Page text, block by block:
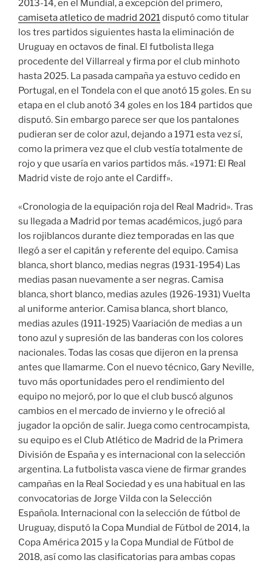
2013-14, en el Mundial, a excepción del primero,
camiseta atletico de madrid 2021disputó como titular
los tres partidos siguientes hasta la eliminación de
Uruguay en octavos de final. El futbolista llega
procedente del Villarreal y firma por el club minhoto
hasta 2025. La pasada campaña ya estuvo cedido en
Portugal, en el Tondela con el que anotó 15 goles. En su
etapa en el club anotó 34 goles en los 184 partidos que
disputó. Sin embargo parece ser que los pantalones
pudieran ser de color azul, dejando a 1971 esta vez sí,
como la primera vez que el club vestía totalmente de
rojo y que usaría en varios partidos más. «1971: El Real
Madrid viste de rojo ante el Cardiff».
«Cronologia de la equipación roja del Real Madrid». Tras
su llegada a Madrid por temas académicos, jugó para
los rojiblancos durante diez temporadas en las que
llegó a ser el capitán y referente del equipo. Camisa
blanca, short blanco, medias negras (1931-1954) Las
medias pasan nuevamente a ser negras. Camisa
blanca, short blanco, medias azules (1926-1931) Vuelta
al uniforme anterior. Camisa blanca, short blanco,
medias azules (1911-1925) Vaariación de medias a un
tono azul y supresión de las banderas con los colores
nacionales. Todas las cosas que dijeron en la prensa
antes que llamarme. Con el nuevo técnico, Gary Neville,
tuvo más oportunidades pero el rendimiento del
equipo no mejoró, por lo que el club buscó algunos
cambios en el mercado de invierno y le ofreció al
jugador la opción de salir. Juega como centrocampista,
su equipo es el Club Atlético de Madrid de la Primera
División de España y es internacional con la selección
argentina. La futbolista vasca viene de firmar grandes
campañas en la Real Sociedad y es una habitual en las
convocatorias de Jorge Vilda con la Selección
Española. Internacional con la selección de fútbol de
Uruguay, disputó la Copa Mundial de Fútbol de 2014, la
Copa América 2015 y la Copa Mundial de Fútbol de
2018, así como las clasificatorias para ambas copas